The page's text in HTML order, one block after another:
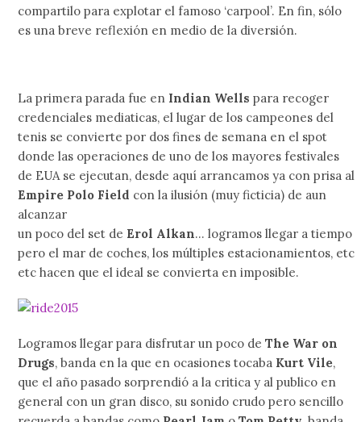
compartilo para explotar el famoso ‘carpool’. En fin, sólo
es una breve reflexión en medio de la diversión.
La primera parada fue en Indian Wellspara recoger
credenciales mediaticas, el lugar de los campeones del
tenis se convierte por dos fines de semana en el spot
donde las operaciones de uno de los mayores festivales
de EUA se ejecutan, desde aquí arrancamos ya con prisa al
Empire Polo Field con la ilusión (muy ficticia) de aun
alcanzar
un poco del set de Erol Alkan… logramos llegar a tiempo
pero el mar de coches, los múltiples estacionamientos, etc
etc hacen que el ideal se convierta en imposible.
Logramos llegar para disfrutar un poco deThe War on
Drugs, banda en la que en ocasiones tocaba Kurt Vile,
que el año pasado sorprendió a la critica y al publico en
general con un gran disco, su sonido crudo pero sencillo